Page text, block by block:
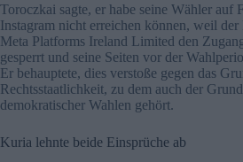
Toroczkai sagte, er habe seine Wähler auf
Instagram nicht erreichen können, weil der
Meta Platforms Ireland Limited den
gesperrt und seine Seiten vor der
Er behauptete, dies verstoße gegen das
Rechtsstaatlichkeit, zu dem auch der
demokratischer Wahlen gehört.
Kuria lehnte beide Einsprüche ab